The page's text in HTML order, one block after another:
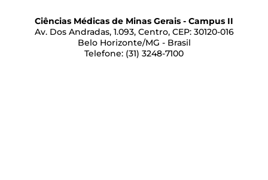
Ciências Médicas de Minas Gerais - Campus II
Av. Dos Andradas, 1.093, Centro, CEP: 30120-016
Belo Horizonte/MG - Brasil
Telefone: (31) 3248-7100